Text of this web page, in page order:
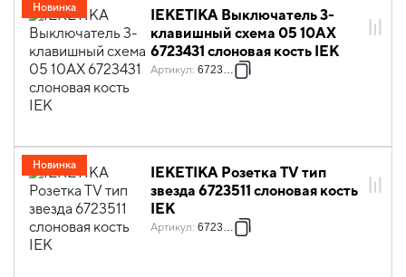
IEKETIKA Выключатель 3-
клавишный схема 05 10АХ
6723431 слоновая кость IEK
Артикул: 6723431
Новинка
IEKETIKA Розетка TV тип
звезда 6723511 слоновая кость
IEK
Артикул: 6723511
Новинка